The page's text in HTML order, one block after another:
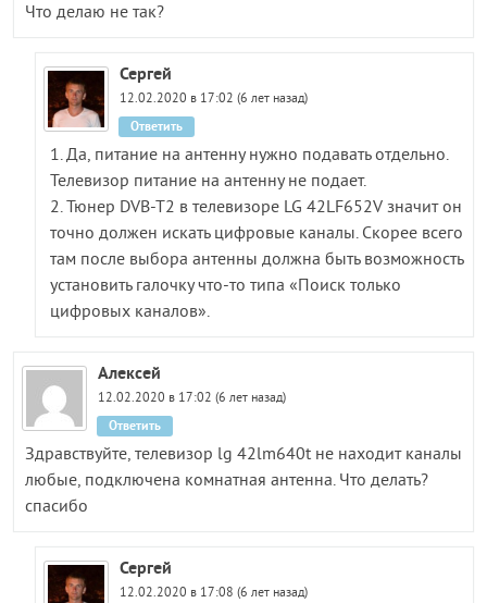
Что делаю не так?
Сергей
12.02.2020 в 17:02 (6 лет назад)
1. Да, питание на антенну нужно подавать отдельно.
Телевизор питание на антенну не подает.
2. Тюнер DVB-T2 в телевизоре LG 42LF652V значит он
точно должен искать цифровые каналы. Скорее всего
там после выбора антенны должна быть возможность
установить галочку что-то типа «Поиск только
цифровых каналов».
Ответить
Алексей
12.02.2020 в 17:02 (6 лет назад)
Здравствуйте, телевизор lg 42lm640t не находит каналы
любые, подключена комнатная антенна. Что делать?
спасибо
Ответить
Сергей
12.02.2020 в 17:08 (6 лет назад)